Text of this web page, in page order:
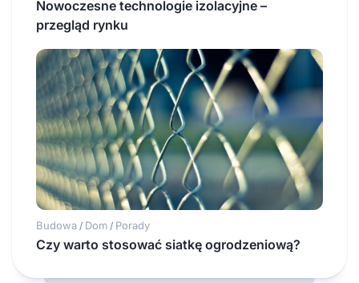
Nowoczesne technologie izolacyjne –
przegląd rynku
Budowa / Dom / Porady
Czy warto stosować siatkę ogrodzeniową?